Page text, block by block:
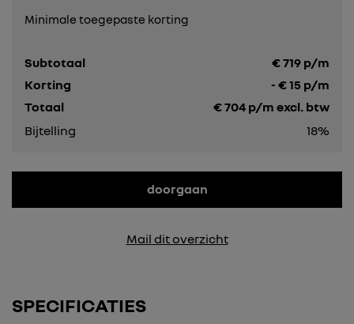
Minimale toegepaste korting
Subtotaal €719 p/m
Korting
- €15 p/m
Totaal
€704 p/m excl. btw
Bijtelling
18%
doorgaan
Mail dit overzicht
SPECIFICATIES